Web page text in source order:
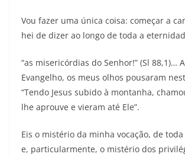
Vou fazer uma única coisa: começar a
hei de dizer ao longo de toda a
“as misericórdias do Senhor!” (Sl 88,1)…
Evangelho, os meus olhos pousaram
“Tendo Jesus subido à montanha,
lhe aprouve e vieram até Ele”.
Eis o mistério da minha vocação, de
e, particularmente, o mistério dos